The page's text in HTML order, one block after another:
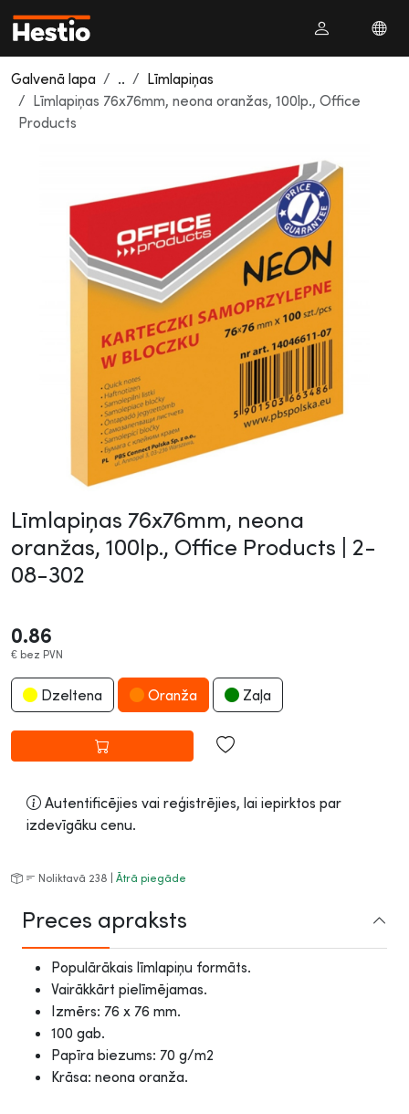
Galvenā lapa ..
Līmlapiņas
Līmlapiņas 76x76mm, neona oranžas, 100lp., Office
Products
Līmlapiņas 76x76mm, neona
oranžas, 100lp., Office Products | 2-
08-302
0.86
€ bez PVN
Dzeltena Oranža Zaļa
Autentificējies vai reģistrējies, lai iepirktos par
izdevīgāku cenu.
Noliktavā 238 | Ātrā piegāde
Preces apraksts
Populārākais līmlapiņu formāts.
Vairākkārt pielīmējamas.
Izmērs: 76 x 76 mm.
100 gab.
Papīra biezums: 70 g/m2
Krāsa: neona oranža.